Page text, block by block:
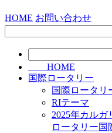
HOME お問い合わせ
HOME
国際ロータリー
国際ロータリ
RIテーマ
2025年カルガ
ロータリー国